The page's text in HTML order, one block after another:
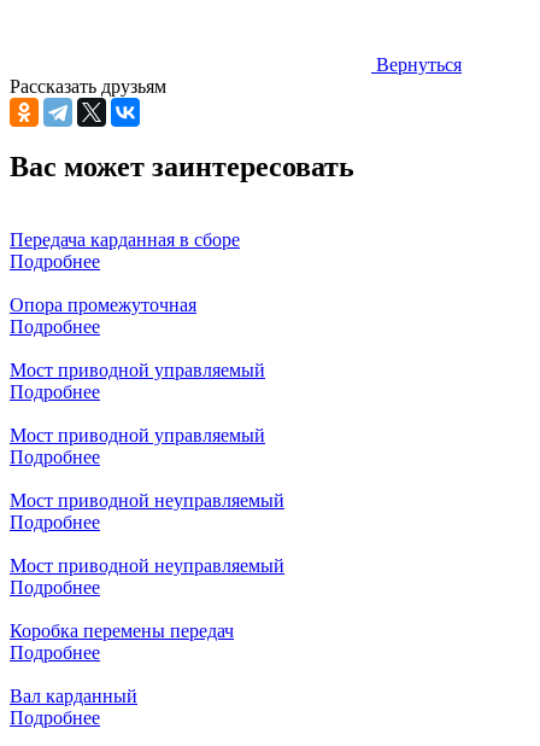
Вернуться
Рассказать друзьям
Вас может заинтересовать
Передача карданная в сборе
Подробнее
Опора промежуточная
Подробнее
Мост приводной управляемый
Подробнее
Мост приводной управляемый
Подробнее
Мост приводной неуправляемый
Подробнее
Мост приводной неуправляемый
Подробнее
Коробка перемены передач
Подробнее
Вал карданный
Подробнее